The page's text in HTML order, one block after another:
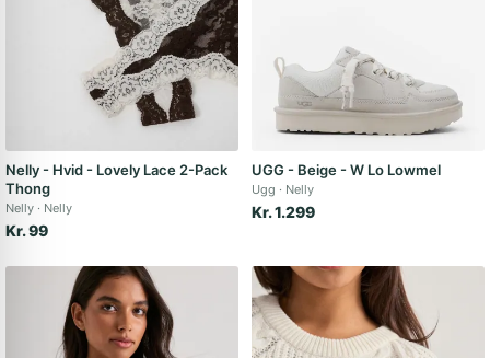
Nelly - Hvid - Lovely Lace 2-Pack
Thong
Nelly Nelly
Kr. 99
UGG - Beige - W Lo Lowmel
Ugg Nelly
Kr. 1.299